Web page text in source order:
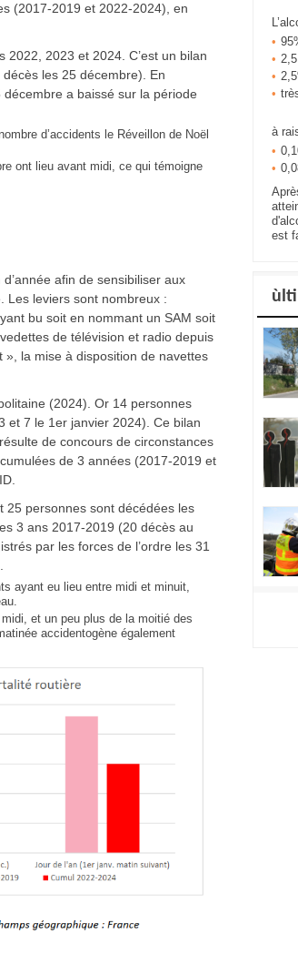
(2017-2019 et 2022-2024), en
2023 et 2024. C’est un bilan
les 25 décembre). En
a baissé sur la période
d’accidents le Réveillon de Noël
ont lieu avant midi, ce qui témoigne
afin de sensibiliser aux
Les leviers sont nombreux :
bu soit en nommant un SAM soit
de télévision et radio depuis
», la mise à disposition de navettes
(2024). Or 14 personnes
et 7 le 1er janvier 2024). Ce bilan
de concours de circonstances
de 3 années (2017-2019 et
25 personnes sont décédées les
3 ans 2017-2019 (20 décès au
par les forces de l’ordre les 31
ayant eu lieu entre midi et minuit,
et un peu plus de la moitié des
accidentogène également
à
est